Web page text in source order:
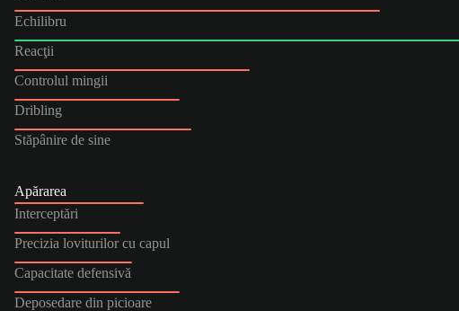
Echilibru
Reacţii
Controlul mingii
Dribling
Stăpânire de sine
Apărarea
Interceptări
Precizia loviturilor cu capul
Capacitate defensivă
Deposedare din picioare